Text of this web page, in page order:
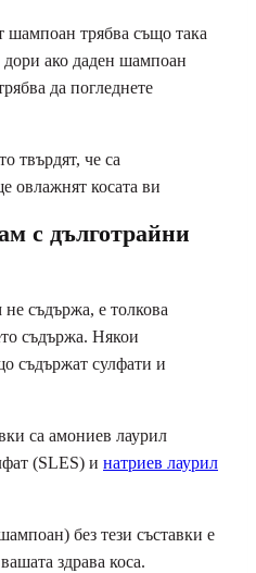
шампоан трябва също така
ако даден шампоан
да погледнете
твърдят, че са
овлажнят косата ви
с дълготрайни
съдържа, е толкова
съдържа. Някои
съдържат сулфати и
са амониев лаурил
(SLES) и натриев лаурил
без тези съставки е
здрава коса.